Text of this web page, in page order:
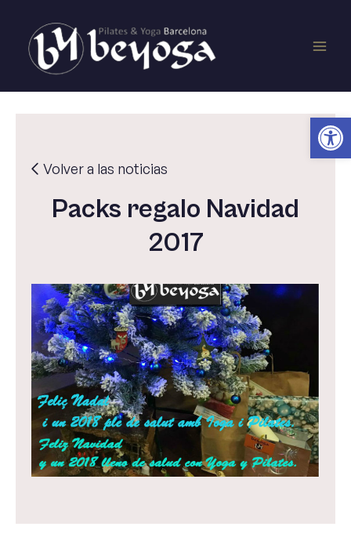
contenido
Volver a las noticias
Packs regalo Navidad
2017